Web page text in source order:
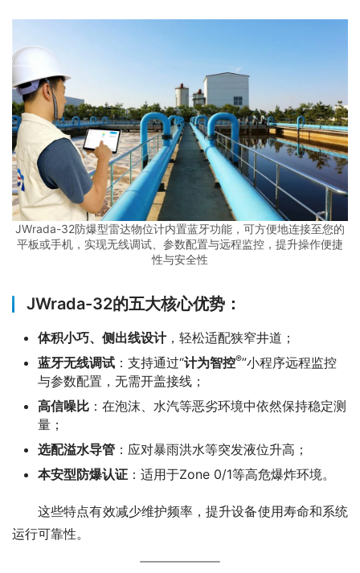
JWrada-32防爆型雷达物位计内置蓝牙功能，可方便地连接至您的
平板或手机，实现无线调试、参数配置与远程监控，提升操作便捷
性与安全性
JWrada-32的五大核心优势：
体积小巧、侧出线设计，轻松适配狭窄井道；
蓝牙无线调试 ：支持通过“计为智控®”小程序远程监控
与参数配置，无需开盖接线；
高信噪比 ：在泡沫、水汽等恶劣环境中依然保持稳定测
量；
选配溢水导管 ：应对暴雨洪水等突发液位升高；
本安型防爆认证 ：适用于Zone 0/1等高危爆炸环境。
这些特点有效减少维护频率，提升设备使用寿命和系统
运行可靠性。